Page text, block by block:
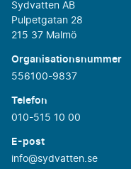
Sydvatten AB
Pulpetgatan 28
215 37 Malmö
Organisationsnummer
556100-9837
Telefon
010-515 10 00
E-post
info@sydvatten.se